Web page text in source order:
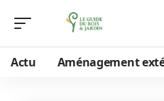
Actu Aménagement